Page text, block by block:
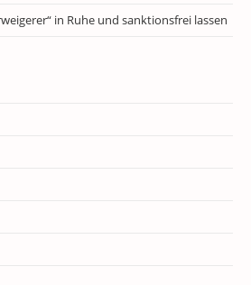
in Ruhe und sanktionsfrei lassen